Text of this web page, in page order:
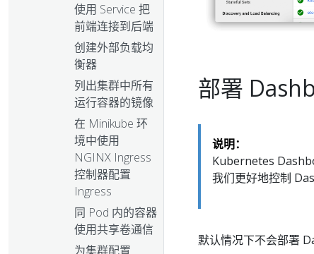
使用 Service 把
前端连接到后端
创建外部负载均
衡器
列出集群中所有
运行容器的镜像
在 Minikube 环
境中使用
NGINX Ingress
控制器配置
Ingress
同 Pod 内的容器
使用共享卷通信
为集群配置
部署
说明：
Kubernetes
我们更好地控制
默认情况下不会部署